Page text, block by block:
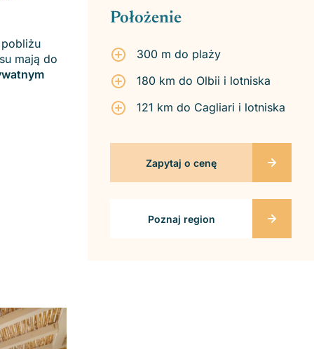
Położenie
300 m do plaży
180 km do Olbii i lotniska
121 km do Cagliari i lotniska
Zapytaj o cenę
Poznaj region
mają do